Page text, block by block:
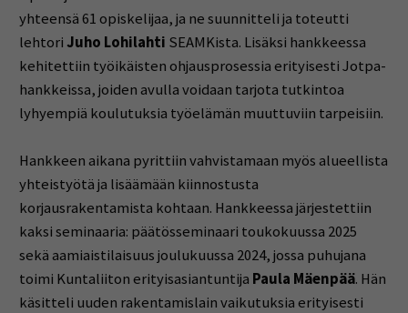
yhteensä 61 opiskelijaa, ja ne suunnitteli ja toteutti
lehtori Juho Lohilahti SEAMKista. Lisäksi hankkeessa
kehitettiin työikäisten ohjausprosessia erityisesti Jotpa-
hankkeissa, joiden avulla voidaan tarjota tutkintoa
lyhyempiä koulutuksia työelämän muuttuviin tarpeisiin.
Hankkeen aikana pyrittiin vahvistamaan myös alueellista
yhteistyötä ja lisäämään kiinnostusta
korjausrakentamista kohtaan. Hankkeessa järjestettiin
kaksi seminaaria: päätösseminaari toukokuussa 2025
sekä aamiaistilaisuus joulukuussa 2024, jossa puhujana
toimi Kuntaliiton erityisasiantuntija Paula Mäenpää. Hän
käsitteli uuden rakentamislain vaikutuksia erityisesti